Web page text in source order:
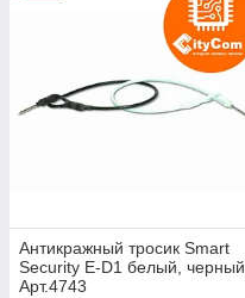
Антикражный тросик Smart
Security E-D1 белый, черный
Арт.4743